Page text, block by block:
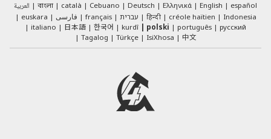
العربية বাংলা català Cebuano Deutsch Ελληνικά English
español
euskara
فارسی français עברית हिन्दी créole haïtien
Indonesia
italiano
日本語 한국어 kurdî polski português
русский
Tagalog
Türkçe IsiXhosa 中文